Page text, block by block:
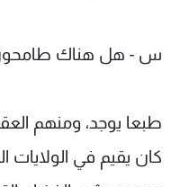
س - هل هناك
طبعا يوجد، ومنهم